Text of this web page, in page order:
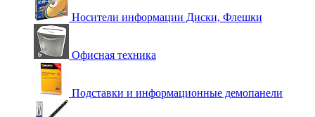
Носители информации Диски, Флешки
Офисная техника
Подставки и информационные демопанели